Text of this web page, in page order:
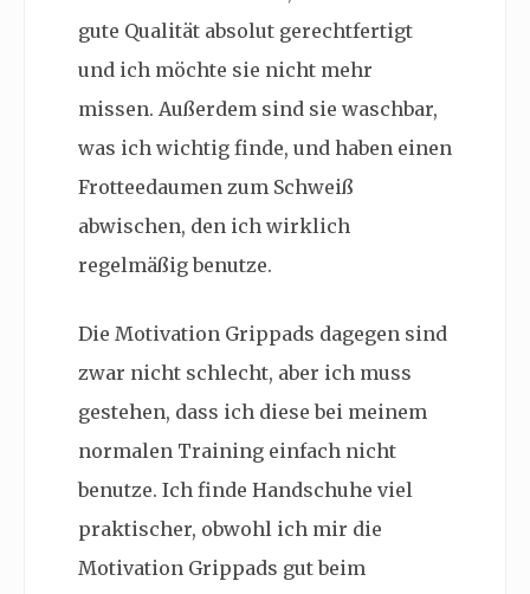
gute Qualität absolut gerechtfertigt
und ich möchte sie nicht mehr
missen. Außerdem sind sie waschbar,
was ich wichtig finde, und haben einen
Frotteedaumen zum Schweiß
abwischen, den ich wirklich
regelmäßig benutze.
Die Motivation Grippads dagegen sind
zwar nicht schlecht, aber ich muss
gestehen, dass ich diese bei meinem
normalen Training einfach nicht
benutze. Ich finde Handschuhe viel
praktischer, obwohl ich mir die
Motivation Grippads gut beim